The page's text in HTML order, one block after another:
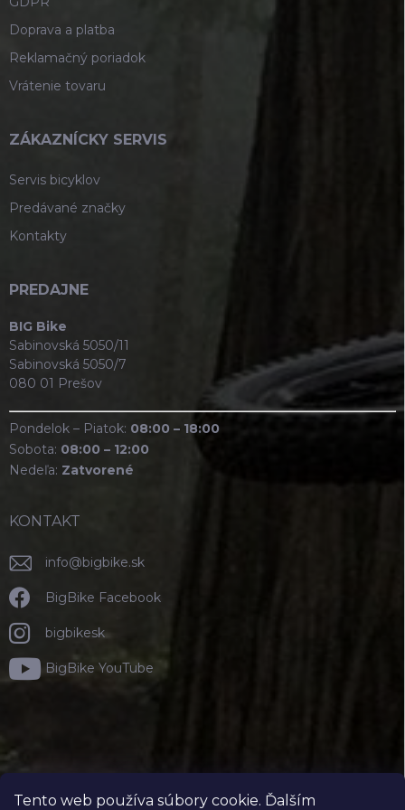
Tento web používa súbory cookie. Ďalším
Doprava a platba
Reklamačný poriadok
Vrátenie tovaru
ZÁKAZNÍCKY SERVIS
Servis bicyklov
Predávané značky
Kontakty
PREDAJNE
BIG Bike
Sabinovská 5050/11
Sabinovská 5050/7
080 01 Prešov
Pondelok – Piatok: 08:00 – 18:00
Sobota: 08:00 – 12:00
Nedeľa: Zatvorené
KONTAKT
info@bigbike.sk
BigBike Facebook
bigbikesk
BigBike YouTube